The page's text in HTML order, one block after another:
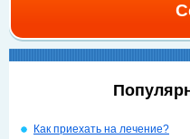
Как приехать на лечение?